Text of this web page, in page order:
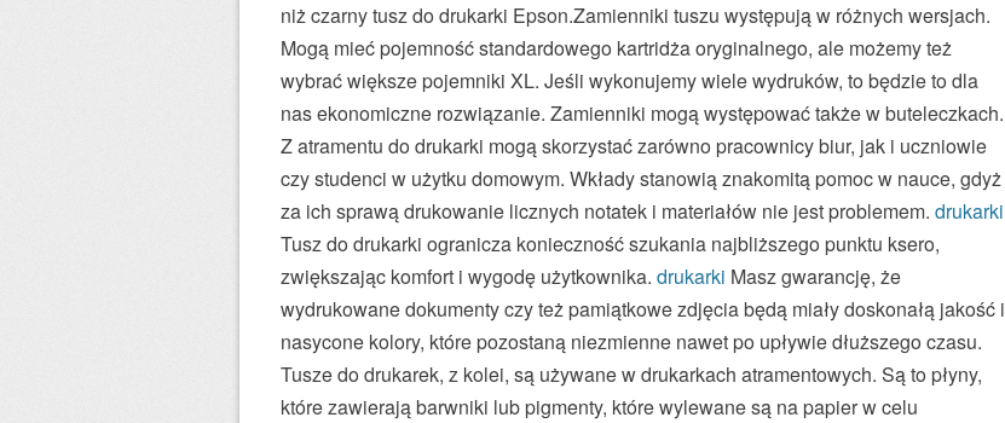
niż czarny tusz do drukarki Epson.Zamienniki tuszu występują w różnych wersjach.
Mogą mieć pojemność standardowego kartridża oryginalnego, ale możemy też
wybrać większe pojemniki XL. Jeśli wykonujemy wiele wydruków, to będzie to dla
nas ekonomiczne rozwiązanie. Zamienniki mogą występować także w buteleczkach.
Z atramentu do drukarki mogą skorzystać zarówno pracownicy biur, jak i uczniowie
czy studenci w użytku domowym. Wkłady stanowią znakomitą pomoc w nauce, gdyż
za ich sprawą drukowanie licznych notatek i materiałów nie jest problemem. drukarki
Tusz do drukarki ogranicza konieczność szukania najbliższego punktu ksero,
zwiększając komfort i wygodę użytkownika. drukarki Masz gwarancję, że
wydrukowane dokumenty czy też pamiątkowe zdjęcia będą miały doskonałą jakość i
nasycone kolory, które pozostaną niezmienne nawet po upływie dłuższego czasu.
Tusze do drukarek, z kolei, są używane w drukarkach atramentowych. Są to płyny,
które zawierają barwniki lub pigmenty, które wylewane są na papier w celu